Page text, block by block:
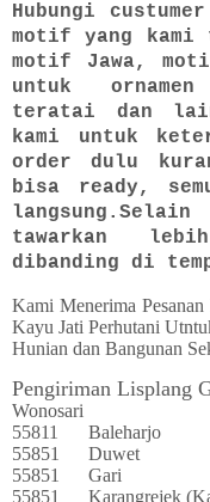
Hubungi
motif yang kami
motif Jawa,
untuk
teratai dan
kami untuk
order dulu
bisa ready,
tawarkan
dibanding di
Kami Menerima
Kayu Jati Perhutani
Hunian dan Bangunan
Pengiriman Lisplang
Wonosari
55811
Baleharjo
55851
Duwet
55851
Gari
55851
Karangrejek